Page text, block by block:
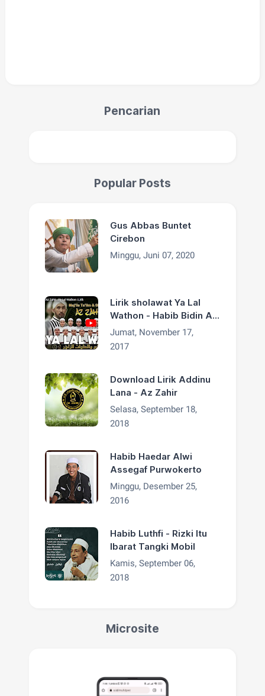
Pencarian
Popular Posts
Gus Abbas Buntet
Cirebon
Minggu, Juni 07, 2020
Lirik sholawat Ya Lal
Wathon - Habib Bidin Az
Zahir
Jumat, November 17,
2017
Download Lirik Addinu
Lana - Az Zahir
Selasa, September 18,
2018
Habib Haedar Alwi
Assegaf Purwokerto
Minggu, Desember 25,
2016
Habib Luthfi - Rizki Itu
Ibarat Tangki Mobil
Kamis, September 06,
2018
Microsite